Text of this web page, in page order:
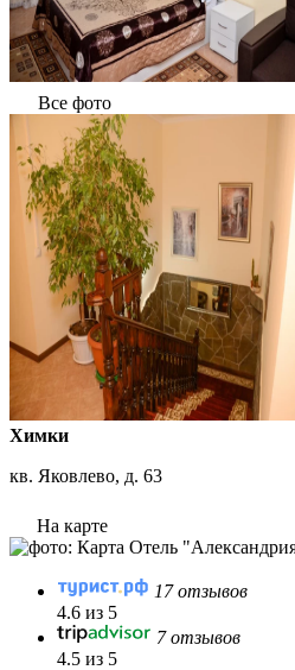
Все фото
Химки
кв. Яковлево, д. 63
На карте
17 отзывов
4.6 из 5
7 отзывов
4.5 из 5